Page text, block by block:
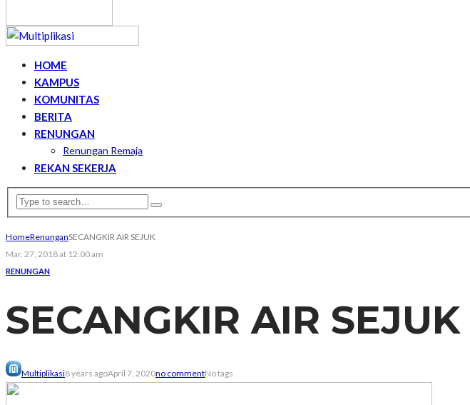
HOME
KAMPUS
KOMUNITAS
BERITA
RENUNGAN
Renungan Remaja
REKAN SEKERJA
HomeRenunganSECANGKIR AIR SEJUK
Mar. 27, 2018 at 12:00 am
RENUNGAN
SECANGKIR AIR SEJUK
Multiplikasi8 years agoApril 7, 2020no commentNo tags